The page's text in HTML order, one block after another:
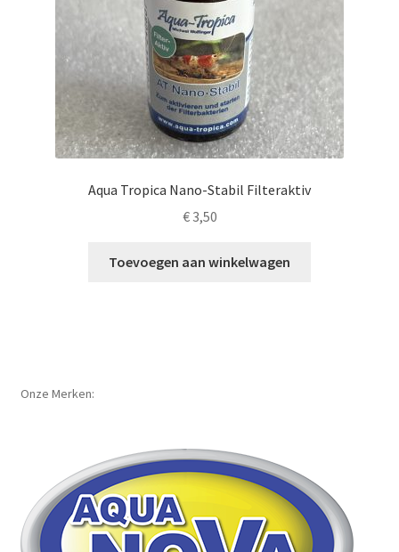
Aqua Tropica Nano-Stabil Filteraktiv
€3,50
Toevoegen aan winkelwagen
Onze Merken: